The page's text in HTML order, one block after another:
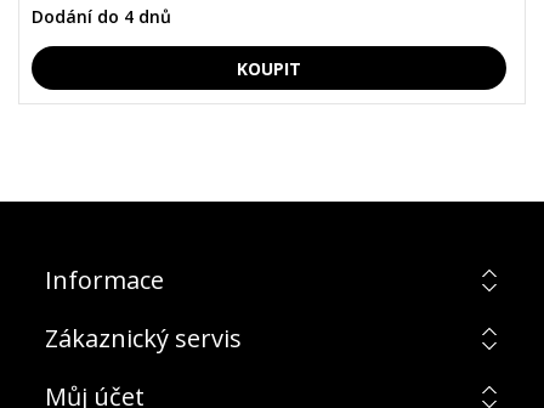
Dodání do 4 dnů
Informace
Zákaznický servis
Můj účet